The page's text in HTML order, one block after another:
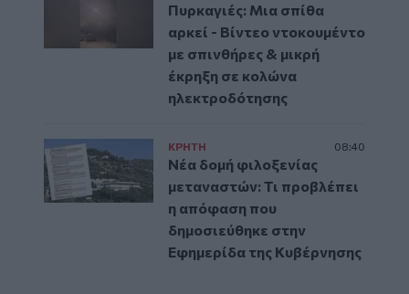
Πυρκαγιές: Μια σπίθα
αρκεί - Βίντεο ντοκουμέντο
με σπινθήρες & μικρή
έκρηξη σε κολώνα
ηλεκτροδότησης
ΚΡΗΤΗ 08:40
Νέα δομή φιλοξενίας
μεταναστών: Τι προβλέπει
η απόφαση που
δημοσιεύθηκε στην
Εφημερίδα της Κυβέρνησης